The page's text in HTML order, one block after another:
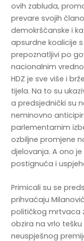
ovih zabluda,
prevare svojih
demokršćanske i
apsurdne koalicije
prepoznatljivi po
nacionalnim
HDZ je sve više i
tijela. Na to su
a predsjednički su
neminovno
parlementarnim
ozbiljne promjene
djelovanja. A ono
postignuća i
Primicali su se
prihvaćaju
političkog mrtvaca
obzira na vrlo
neuspješnog